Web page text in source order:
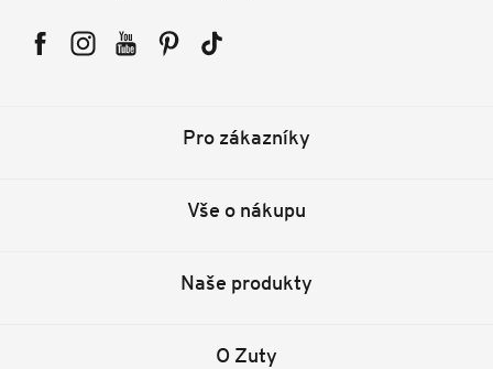
Pro zákazníky
Vše o nákupu
Naše produkty
O Zuty